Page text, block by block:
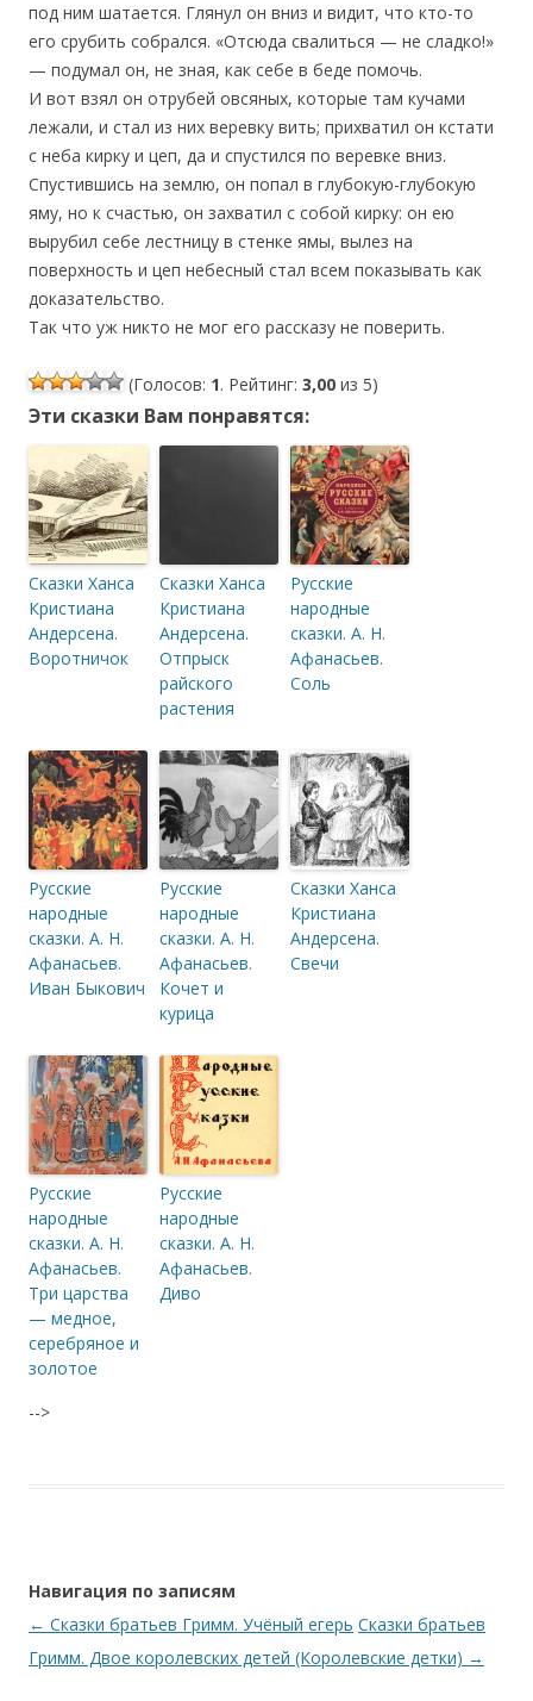
под ним шатается. Глянул он вниз и видит, что кто-то
его срубить собрался. «Отсюда свалиться — не сладко!»
— подумал он, не зная, как себе в беде помочь.
И вот взял он отрубей овсяных, которые там кучами
лежали, и стал из них веревку вить; прихватил он кстати
с неба кирку и цеп, да и спустился по веревке вниз.
Спустившись на землю, он попал в глубокую-глубокую
яму, но к счастью, он захватил с собой кирку: он ею
вырубил себе лестницу в стенке ямы, вылез на
поверхность и цеп небесный стал всем показывать как
доказательство.
Так что уж никто не мог его рассказу не поверить.
(Голосов: 1. Рейтинг: 3,00 из 5)
Эти сказки Вам понравятся:
Сказки Ханса
Кристиана
Андерсена.
Воротничок
Сказки Ханса
Кристиана
Андерсена.
Отпрыск
райского
растения
Русские
народные
сказки. А. Н.
Афанасьев.
Соль
Русские
народные
сказки. А. Н.
Афанасьев.
Иван Быкович
Русские
народные
сказки. А. Н.
Афанасьев.
Кочет и
курица
Сказки Ханса
Кристиана
Андерсена.
Свечи
Русские
народные
сказки. А. Н.
Афанасьев.
Три царства
— медное,
серебряное и
золотое
Русские
народные
сказки. А. Н.
Афанасьев.
Диво
-->
Навигация по записям
← Сказки братьев Гримм. Учёный егерь Сказки братьев
Гримм. Двое королевских детей (Королевские детки) →